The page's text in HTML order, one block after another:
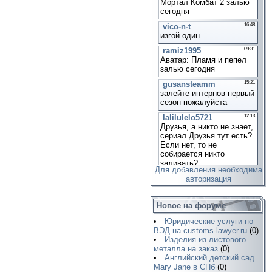
Для добавления необходима
авторизация
Новое на форуме
Юридические услуги по
ВЭД на customs-lawyer.ru (0)
Изделия из листового
металла на заказ (0)
Английский детский сад
Mary Jane в СПб (0)